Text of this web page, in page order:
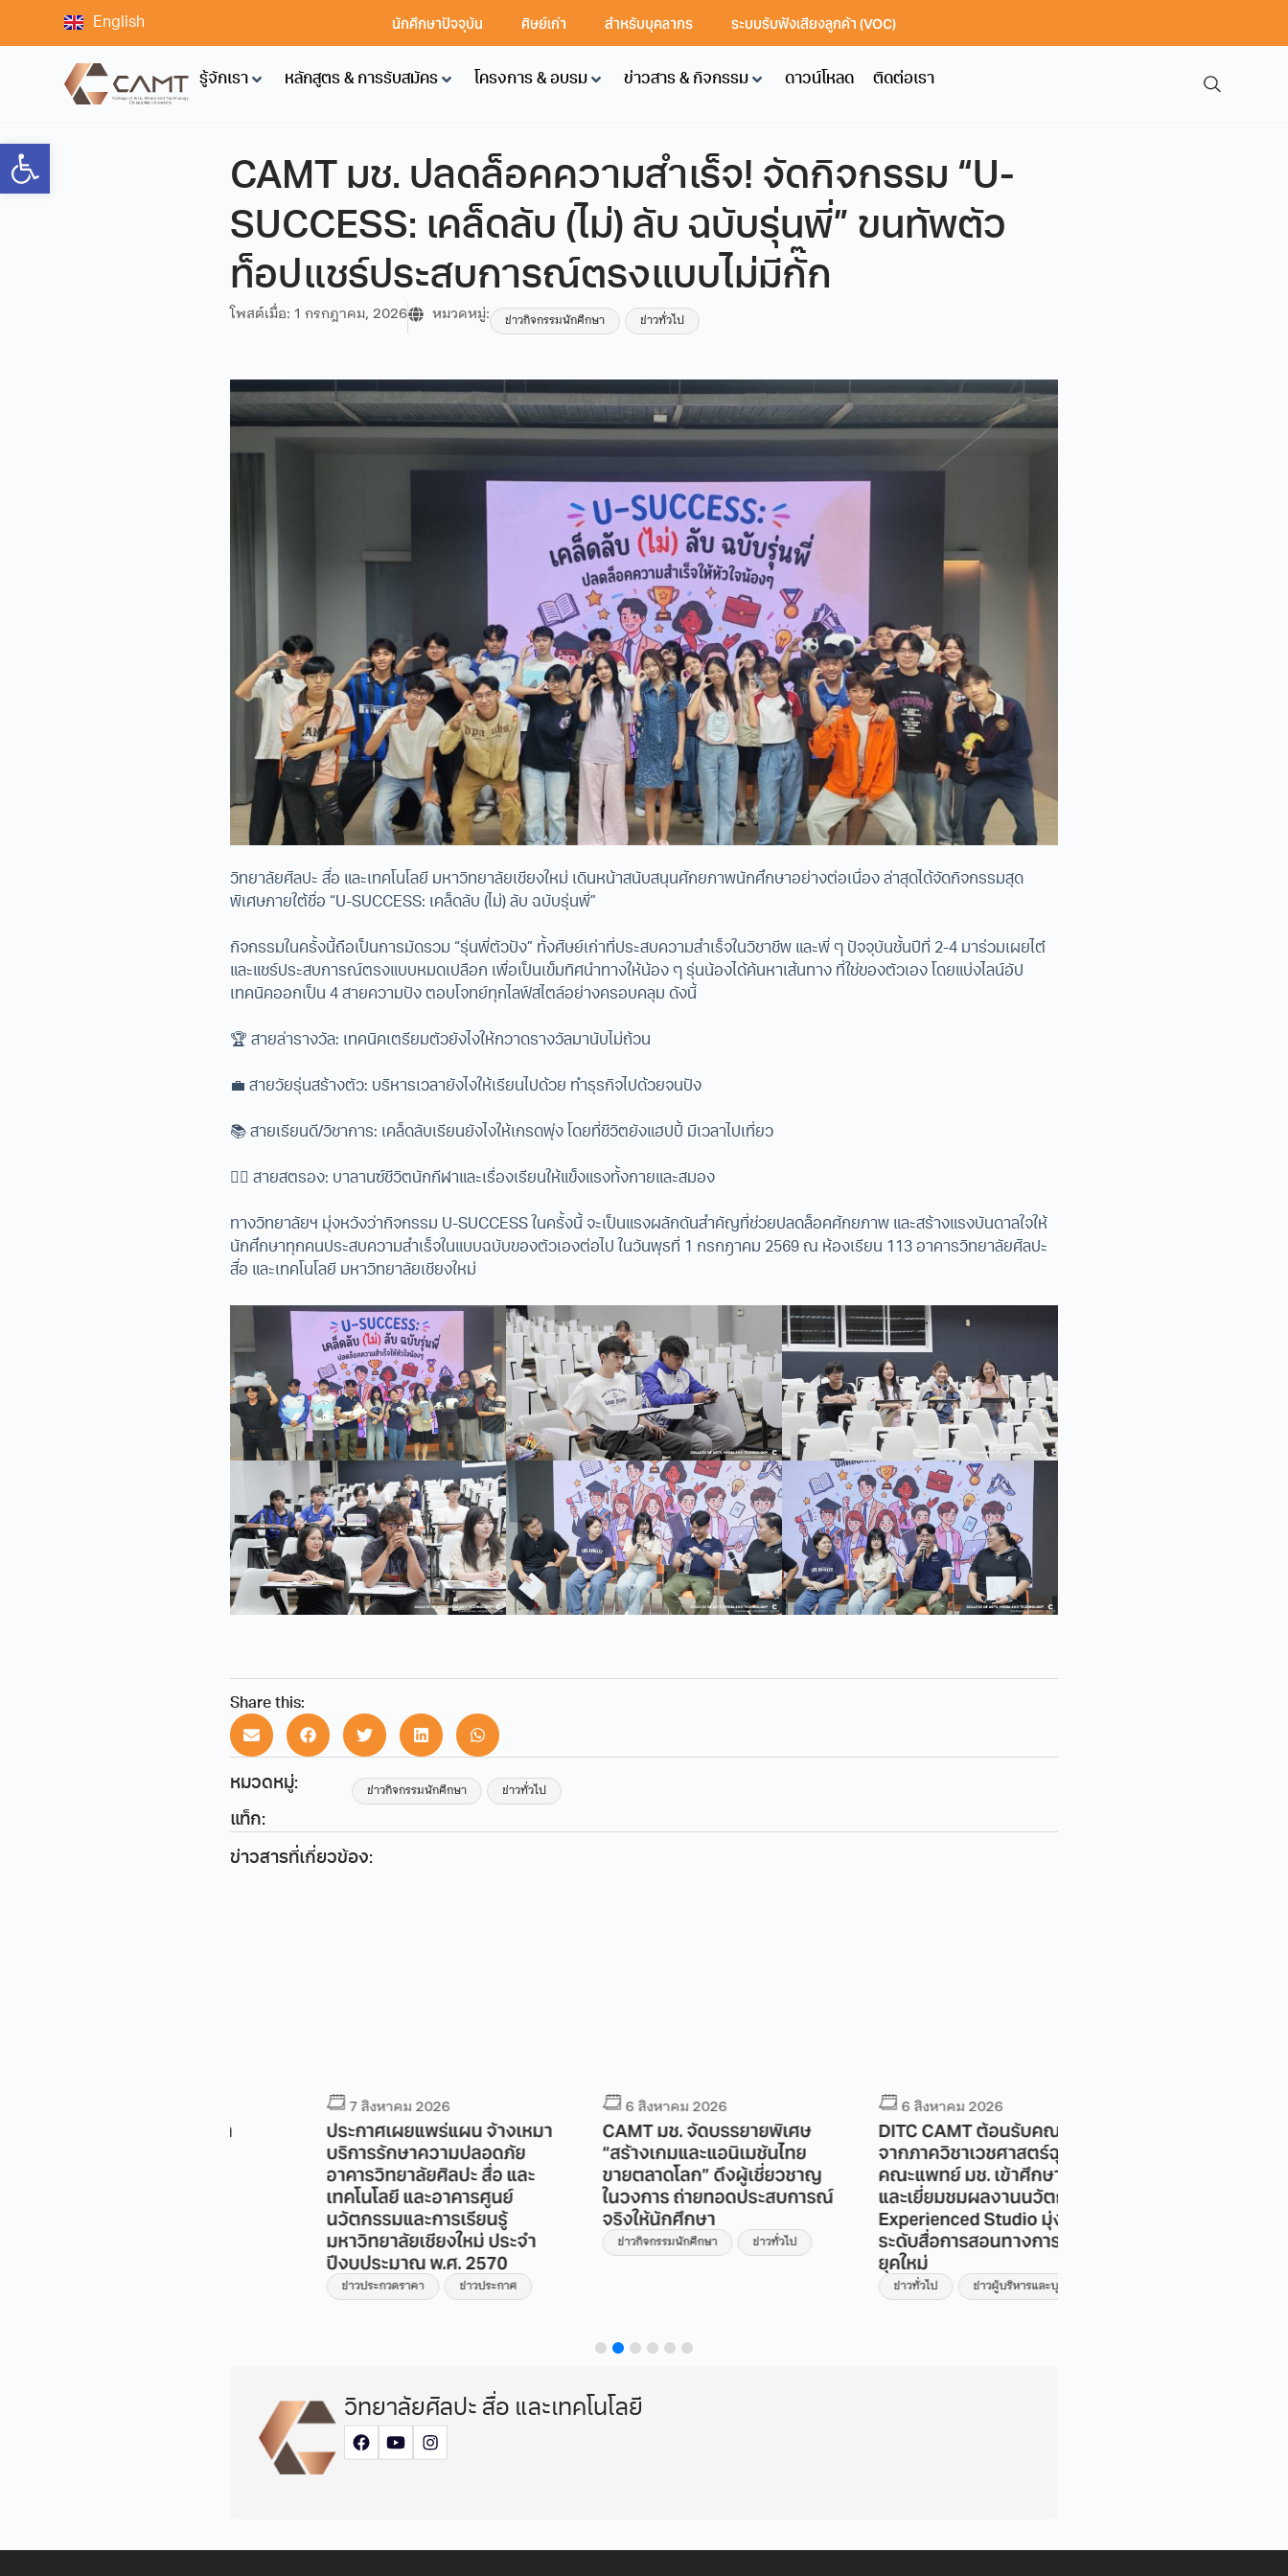
Open toolbar
English นักศึกษาปัจจุบัน ศิษย์เก่า สำหรับบุคลากร ระบบรับฟังเสียงลูกค้า (VOC)
รู้จักเรา หลักสูตร & การรับสมัคร โครงการ & อบรม ข่าวสาร & กิจกรรม ดาวน์โหลด ติดต่อเรา
CAMT มช. ปลดล็อคความสำเร็จ! จัดกิจกรรม “U-
SUCCESS: เคล็ดลับ (ไม่) ลับ ฉบับรุ่นพี่” ขนทัพตัว
ท็อปแชร์ประสบการณ์ตรงแบบไม่มีกั๊ก
โพสต์เมื่อ: 1 กรกฎาคม, 2026 หมวดหมู่: ข่าวกิจกรรมนักศึกษา ข่าวทั่วไป
วิทยาลัยศิลปะ สื่อ และเทคโนโลยี มหาวิทยาลัยเชียงใหม่ เดินหน้าสนับสนุนศักยภาพนักศึกษาอย่างต่อเนื่อง ล่าสุดได้จัดกิจกรรมสุด
พิเศษภายใต้ชื่อ “U-SUCCESS: เคล็ดลับ (ไม่) ลับ ฉบับรุ่นพี่”
กิจกรรมในครั้งนี้ถือเป็นการมัดรวม “รุ่นพี่ตัวปัง” ทั้งศิษย์เก่าที่ประสบความสำเร็จในวิชาชีพ และพี่ ๆ ปัจจุบันชั้นปีที่ 2-4 มาร่วมเผยไต๋
และแชร์ประสบการณ์ตรงแบบหมดเปลือก เพื่อเป็นเข็มทิศนำทางให้น้อง ๆ รุ่นน้องได้ค้นหาเส้นทาง ที่ใช่ของตัวเอง โดยแบ่งไลน์อัป
เทคนิคออกเป็น 4 สายความปัง ตอบโจทย์ทุกไลฟ์สไตล์อย่างครอบคลุม ดังนี้
🏆 สายล่ารางวัล: เทคนิคเตรียมตัวยังไงให้กวาดรางวัลมานับไม่ถ้วน
💼 สายวัยรุ่นสร้างตัว: บริหารเวลายังไงให้เรียนไปด้วย ทำธุรกิจไปด้วยจนปัง
📚 สายเรียนดี/วิชาการ: เคล็ดลับเรียนยังไงให้เกรดพุ่ง โดยที่ชีวิตยังแฮปปี้ มีเวลาไปเที่ยว
🏃‍♂️ สายสตรอง: บาลานซ์ชีวิตนักกีฬาและเรื่องเรียนให้แข็งแรงทั้งกายและสมอง
ทางวิทยาลัยฯ มุ่งหวังว่ากิจกรรม U-SUCCESS ในครั้งนี้ จะเป็นแรงผลักดันสำคัญที่ช่วยปลดล็อคศักยภาพ และสร้างแรงบันดาลใจให้
นักศึกษาทุกคนประสบความสำเร็จในแบบฉบับของตัวเองต่อไป ในวันพุธที่ 1 กรกฎาคม 2569 ณ ห้องเรียน 113 อาคารวิทยาลัยศิลปะ
สื่อ และเทคโนโลยี มหาวิทยาลัยเชียงใหม่
Share this:
หมวดหมู่: ข่าวกิจกรรมนักศึกษา
ข่าวทั่วไป
แท็ก:
ข่าวสารที่เกี่ยวข้อง:
7 สิงหาคม 2026
ประกาศเผยแพร่แผน จ้างเหมา
บริการรักษาความปลอดภัย
อาคารวิทยาลัยศิลปะ สื่อ และ
เทคโนโลยี และอาคารศูนย์
นวัตกรรมและการเรียนรู้
มหาวิทยาลัยเชียงใหม่ ประจำ
ปีงบประมาณ พ.ศ. 2570
ข่าวประกวดราคา ข่าวประกาศ
6 สิงหาคม 2026
CAMT มช. จัดบรรยายพิเศษ
“สร้างเกมและแอนิเมชันไทย
ขายตลาดโลก” ดึงผู้เชี่ยวชาญ
ในวงการ ถ่ายทอดประสบการณ์
จริงให้นักศึกษา
ข่าวกิจกรรมนักศึกษา ข่าวทั่วไป
6 สิงหาคม 2026
DITC CAMT ต้อนรับคณาจารย์
จากภาควิชาเวชศาสตร์ฉุกเฉิน
คณะแพทย์ มช. เข้าศึกษาดูงาน
และเยี่ยมชมผลงานนวัตกรรม
Experienced Studio มุ่งยก
ระดับสื่อการสอนทางการแพทย์
ยุคใหม่
ข่าวผู้บริหารและบุคลากร
วิทยาลัยศิลปะ สื่อ และเทคโนโลยี